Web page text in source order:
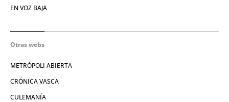
EN VOZ BAJA
Otras webs
METRÓPOLI ABIERTA
CRÓNICA VASCA
CULEMANÍA